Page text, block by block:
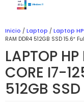
Inicio / Laptop / Laptop HP
RAM DDR4 512GB SSD 15.6″
LAPTOP
CORE I7-
512GB SSD